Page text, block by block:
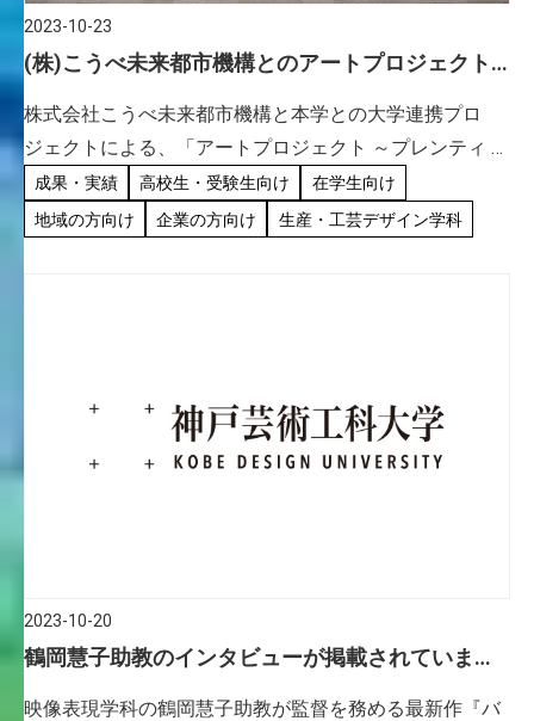
2023-10-23
(株)こうべ未来都市機構とのアートプロジェクト
株式会社こうべ未来都市機構と本学との大学連携プロ
ジェクトによる、「アートプロジェクト ～プレンティ 未
知の遺跡発掘～」の展示が公開されました。 神戸市の都
市ブランド向上と人口誘引につなげるプロジェクト「リ
成果・実績 高校生・受験生向け
在学生向け
地域の方向け
企業の方向け 生産・工芸デザイン学科
2023-10-20
鶴岡慧子助教のインタビューが掲載されていま
映像表現学科の鶴岡慧子助教が監督を務める最新作『バ